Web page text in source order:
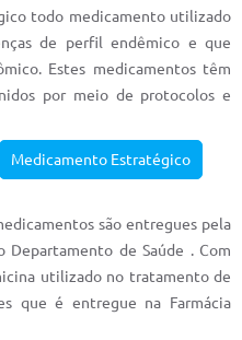
todo medicamento utilizado
de perfil endêmico e que
Estes medicamentos têm
por meio de protocolos e
Medicamento Estratégico
são entregues pela
Departamento de Saúde . Com
utilizado no tratamento de
que é entregue na Farmácia